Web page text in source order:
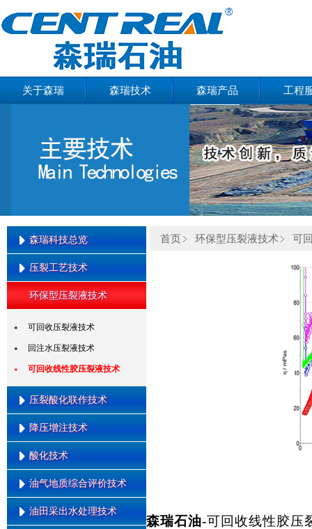
关于森瑞 森瑞技术 森瑞产品 工程
森瑞科技总览
森瑞科技总览
压裂工艺技术
缝内暂堵转向压裂技术
术
水平井泵送桥塞分段压裂技术
水平井连续油管底封拖动压裂技
复杂储层前置酸压裂技术
多级加砂压裂技术
层间转向压裂技术
环保型压裂液技术
可回收压裂液技术
回注水压裂液技术
可回收线性胶压裂液技术
压裂酸化联作技术
酸性表面活性剂压裂液
交联酸压裂技术
降压增注技术
低渗油藏纳米降压增注
酸化技术
多氢酸酸化技术
暂堵酸化技术
油气地质综合评价技术
油气勘探综合研究技术
油田采出水处理技术
首页 环保型压裂液技术 可
森瑞石油-可回收线性胶压